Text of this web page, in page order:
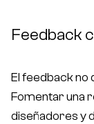
Feedback
El feedback no
Fomentar una
diseñadores y